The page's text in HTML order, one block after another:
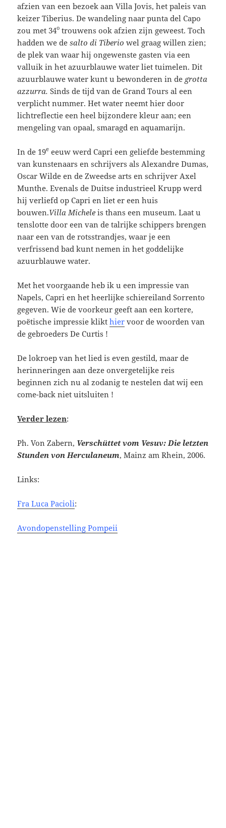
afzien van een bezoek aan Villa Jovis, het paleis van
keizer Tiberius. De wandeling naar punta del Capo
zou met 34o trouwens ook afzien zijn geweest. Toch
hadden we desalto di Tiberio wel graag willen zien;
de plek van waar hij ongewenste gasten via een
valluik in het azuurblauwe water liet tuimelen. Dit
azuurblauwe water kunt u bewonderen in de grotta
azzurra.Sinds de tijd van de Grand Tours al een
verplicht nummer. Het water neemt hier door
lichtreflectie een heel bijzondere kleur aan; een
mengeling van opaal, smaragd en aquamarijn.
In de 19e eeuw werd Capri een geliefde bestemming
van kunstenaars en schrijvers als Alexandre Dumas,
Oscar Wilde en de Zweedse arts en schrijver Axel
Munthe. Evenals de Duitse industrieel Krupp werd
hij verliefd op Capri en liet er een huis
bouwen.Villa Michele is thans een museum. Laat u
tenslotte door een van de talrijke schippers brengen
naar een van de rotsstrandjes, waar je een
verfrissend bad kunt nemen in het goddelijke
azuurblauwe water.
Met het voorgaande heb ik u een impressie van
Napels, Capri en het heerlijke schiereiland Sorrento
gegeven. Wie de voorkeur geeft aan een kortere,
poëtische impressie klikthier voor de woorden van
de gebroeders De Curtis !
De lokroep van het lied is even gestild, maar de
herinneringen aan deze onvergetelijke reis
beginnen zich nu al zodanig te nestelen dat wij een
come-back niet uitsluiten !
Verder lezen:
Ph. Von Zabern, Verschüttet vom Vesuv: Die letzten
Stunden von Herculaneum, Mainz am Rhein, 2006.
Links:
Fra Luca Pacioli:
Avondopenstelling Pompeii